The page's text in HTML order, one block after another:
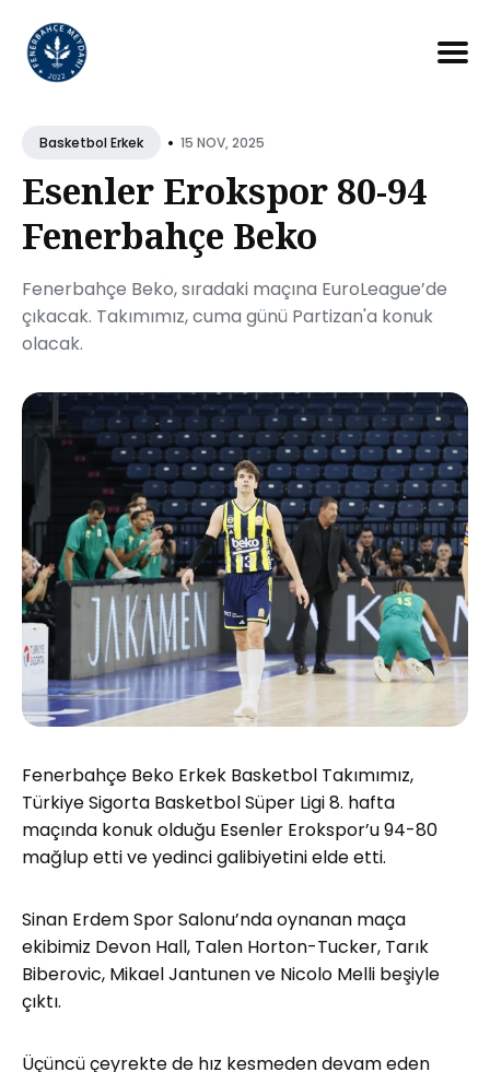
Blog
Basketbol Erkek • 15 NOV, 2025
Esenler Erokspor 80-94
Fenerbahçe Beko
Fenerbahçe Beko, sıradaki maçına EuroLeague’de
çıkacak. Takımımız, cuma günü Partizan'a konuk
olacak.
Fenerbahçe Beko Erkek Basketbol Takımımız,
Türkiye Sigorta Basketbol Süper Ligi 8. hafta
maçında konuk olduğu Esenler Erokspor’u 94-80
mağlup etti ve yedinci galibiyetini elde etti.
Sinan Erdem Spor Salonu’nda oynanan maça
ekibimiz Devon Hall, Talen Horton-Tucker, Tarık
Biberovic, Mikael Jantunen ve Nicolo Melli beşiyle
çıktı.
Üçüncü çeyrekte de hız kesmeden devam eden